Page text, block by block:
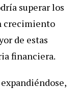
superar los
crecimiento
de estas
financiera.